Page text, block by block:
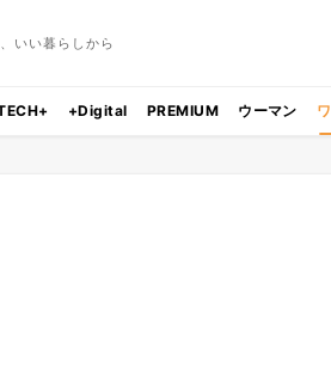
いい暮らしから
+Digital PREMIUM ウーマン